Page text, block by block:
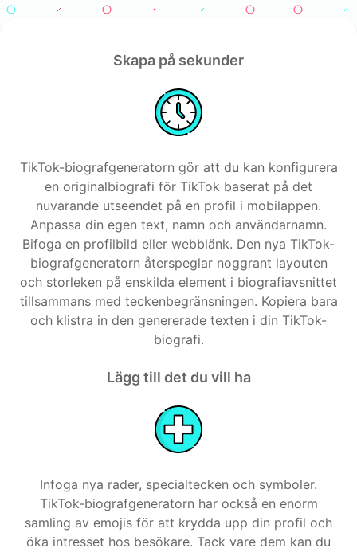
Skapa på sekunder
TikTok-biografgeneratorn gör att du kan konfigurera
en originalbiografi för TikTok baserat på det
nuvarande utseendet på en profil i mobilappen.
Anpassa din egen text, namn och användarnamn.
Bifoga en profilbild eller webblänk. Den nya TikTok-
biografgeneratorn återspeglar noggrant layouten
och storleken på enskilda element i biografiavsnittet
tillsammans med teckenbegränsningen. Kopiera bara
och klistra in den genererade texten i din TikTok-
biografi.
Lägg till det du vill ha
Infoga nya rader, specialtecken och symboler.
TikTok-biografgeneratorn har också en enorm
samling av emojis för att krydda upp din profil och
öka intresset hos besökare. Tack vare dem kan du